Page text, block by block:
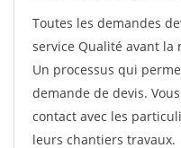
Toutes les demandes
service Qualité avant la
Un processus qui
demande de devis.
contact avec les
leurs chantiers travaux.